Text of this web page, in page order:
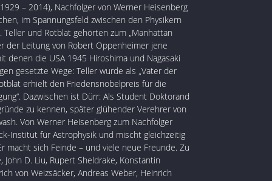
– 2014), Nachfolger von Werner Heisenberg
im Spannungsfeld zwischen den Physikern
Teller und Rotblat gehörten zum „Manhattan
der Leitung von Robert Oppenheimer jene
denen die USA 1945 Hiroshima und Nagasaki
gesetzte Wege: Teller wurde als „Vater der
erhielt den Friedensnobelpreis für die
Dazwischen ist Dürr: Als Student Doktorand
zu kennen, später glühender Verehrer von
Von Werner Heisenberg zum Nachfolger
Institut für Astrophysik und mischt gleichzeitig
macht sich Feinde – und viele neue Freunde. Zu
D. Liu, Rupert Sheldrake, Konstantin
von Weizsäcker, Andreas Weber, Heinrich